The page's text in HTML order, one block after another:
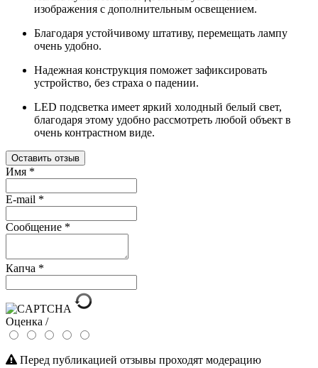
изображения с дополнительным освещением.
Благодаря устойчивому штативу, перемещать лампу
очень удобно.
Надежная конструкция поможет зафиксировать
устройство, без страха о падении.
LED подсветка имеет яркий холодный белый свет,
благодаря этому удобно рассмотреть любой объект в
очень контрастном виде.
Оставить отзыв
Имя *
E-mail *
Сообщение *
Капча *
Оценка /
Перед публикацией отзывы проходят модерацию